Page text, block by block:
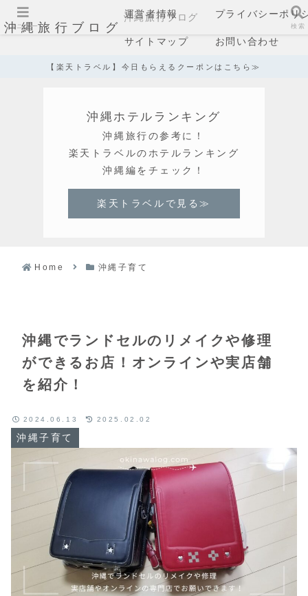
沖縄旅行ブログ
運営者情報 プライバシーポリ
サイトマップ お問い合わせ
【楽天トラベル】今日もらえるクーポンはこちら≫
沖縄ホテルランキング
沖縄旅行の参考に！
楽天トラベルのホテルランキング
沖縄編をチェック！
楽天トラベルで見る≫
Home 沖縄子育て
沖縄でランドセルのリメイクや修理
ができるお店！オンラインや実店舗
を紹介！
沖縄子育て
2024.06.13 2025.02.02
メニュー
沖縄旅行ブログ
検索